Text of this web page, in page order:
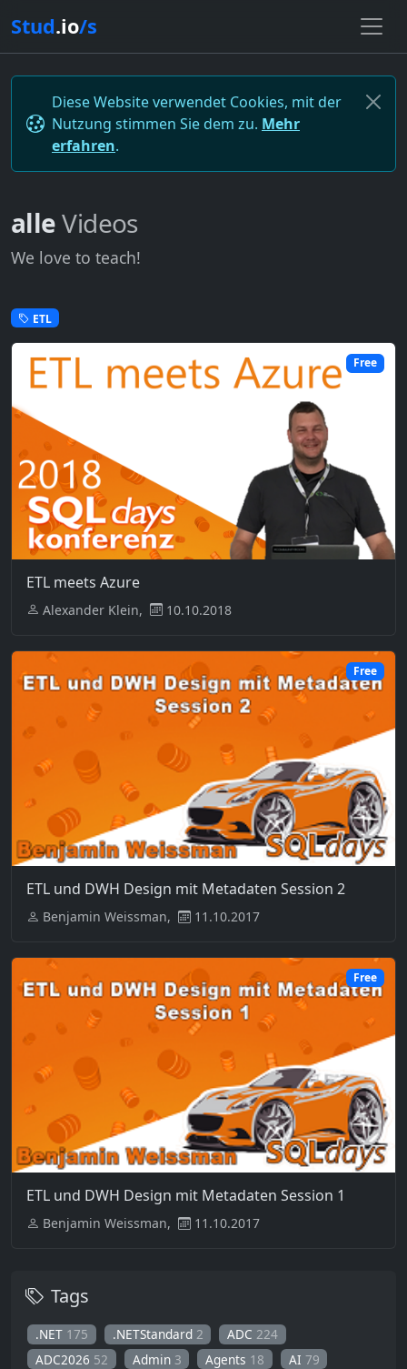
Stud.io/s
Diese Website verwendet Cookies, mit der
Nutzung stimmen Sie dem zu. Mehr
erfahren.
alleVideos
We love to teach!
ETL
Free
ETL meets Azure
Alexander Klein, 10.10.2018
Free
ETL und DWH Design mit Metadaten Session 2
Benjamin Weissman, 11.10.2017
Free
ETL und DWH Design mit Metadaten Session 1
Benjamin Weissman, 11.10.2017
Tags
.NET 175 .NETStandard 2 ADC224
ADC2026 52 Admin 3 Agents 18 AI 79